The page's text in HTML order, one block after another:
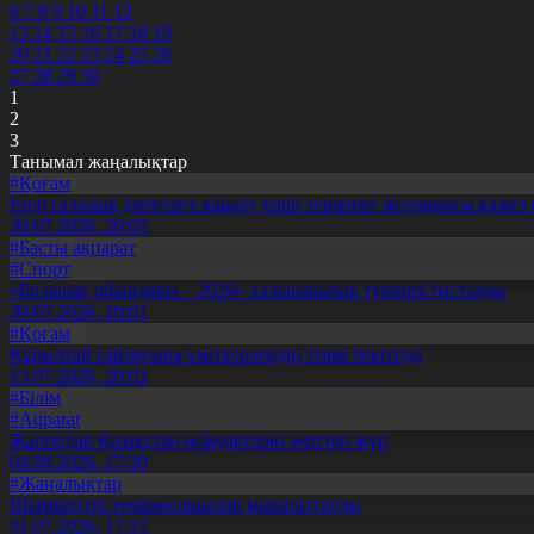
6 7 8 9 10 11 12
13 14 15 16 17 18 19
20 21 22 23 24 25 26
27 28 29 30
1
2
3
Танымал жаңалықтар
#Қоғам
Енді салалық дәрігерге қаралу үшін терапевт жолдамасы қажет
30.07.2026, 20:05
#Басты ақпарат
#Спорт
«Болашақ ойындары – 2026» халықаралық турнирі басталды
30.07.2026, 10:01
#Қоғам
Құрылтай сайлауына үміткерлердің тізімі бекітілді
13.07.2026, 20:03
#Білім
#Aqparat
Жапондар Қазақстан өсімдіктерін зерттеп жүр
04.08.2026, 17:30
#Жаңалықтар
Шымкентте теміржолшылар марапатталды
31.07.2026, 17:15